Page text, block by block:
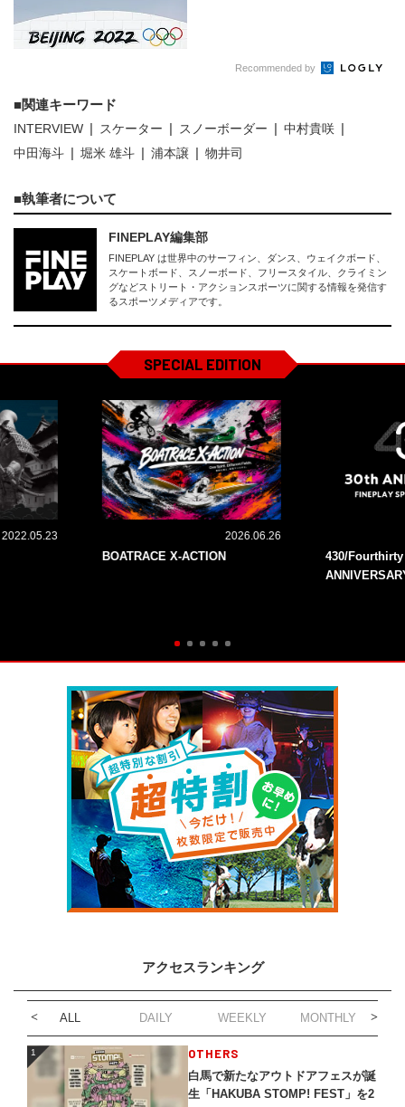
Recommended by
関連キーワード
INTERVIEW スケーター スノーボーダー
中村貴咲
中田海斗
堀米 雄斗 浦本譲 物井司
執筆者について
FINEPLAY編集部
FINEPLAY は世界中のサーフィン、ダンス、ウェイクボード、
スケートボード、スノーボード、フリースタイル、クライミン
グなどストリート・アクションスポーツに関する情報を発信す
るスポーツメディアです。
SPECIAL EDITION
2022.05.23 2026.06.26
BOATRACE X-ACTION
430/
アクセスランキング
ALL DAILY WEEKLY MONTHLY
1 OTHERS
白馬で新たなアウトドアフェスが誕
生「HAKUBA STOMP! FEST」を2